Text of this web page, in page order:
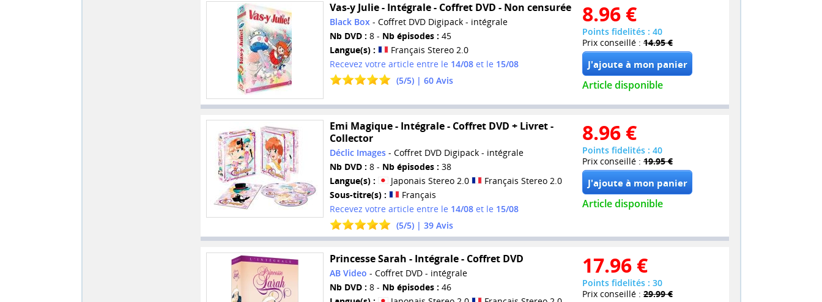
Vas-y Julie - Intégrale - Coffret DVD - Non censurée
Black Box- Coffret DVD Digipack - intégrale
Nb DVD : 8 - Nb épisodes : 45
Langue(s) :
Français Stereo 2.0
Recevez votre article entre le 14/08et le 15/08
(5/5) | 60Avis
8.96 €
Points fidelités : 40
Prix conseillé : 14.95 €
Article disponible
Emi Magique - Intégrale - Coffret DVD + Livret -
Collector
Déclic Images- Coffret DVD Digipack - intégrale
Nb DVD : 8 - Nb épisodes : 38
Langue(s) :
Japonais Stereo 2.0
Français Stereo 2.0
Sous-titre(s) :
Français
Recevez votre article entre le 14/08et le 15/08
(5/5) | 39Avis
8.96 €
Points fidelités : 40
Prix conseillé : 19.95 €
Article disponible
Princesse Sarah - Intégrale - Coffret DVD
AB Video - Coffret DVD - intégrale
Nb DVD : 8 - Nb épisodes : 46
17.96 €
Points fidelités : 30
Prix conseillé : 29.99 €